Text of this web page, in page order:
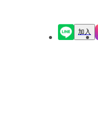
加入